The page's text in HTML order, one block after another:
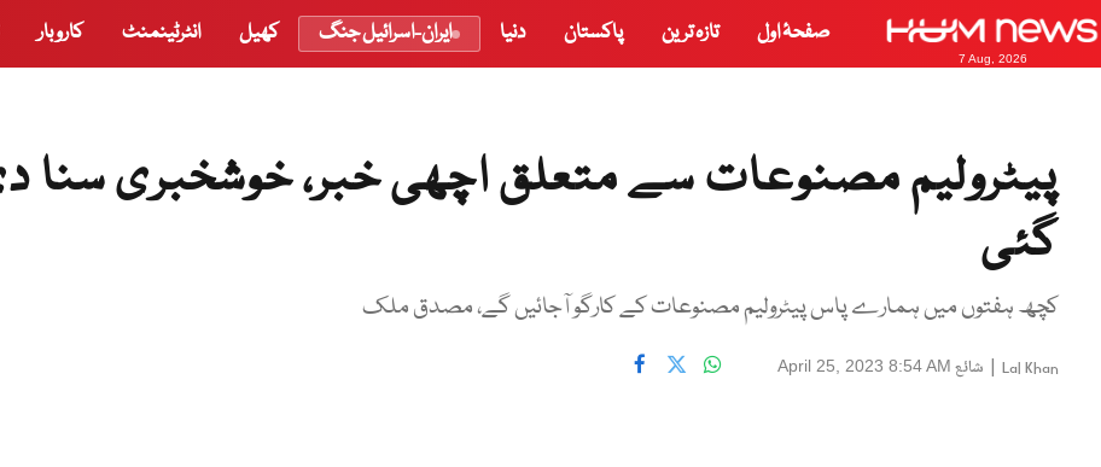
7 Aug, 2026
صفحۂ اول تازہ ترین پاکستان دنیا ایران-اسرائیل جنگ کھیل انٹرٹینمنٹ کاروبار
پیٹرولیم مصنوعات سے متعلق اچھی خبر، خوشخبری سنا
گئی
کچھ ہفتوں میں ہمارے پاس پیٹرولیم مصنوعات کے کارگو آجائیں گے، مصدق ملک
Lal Khan
| شائع April 25, 2023 8:54 AM